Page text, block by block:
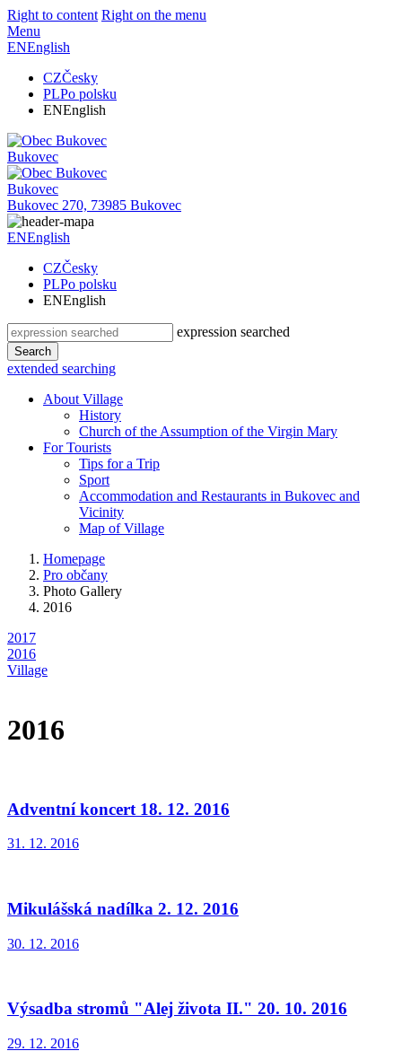
Right to content Right on the menu
Menu
ENEnglish
CZČesky
PLPo polsku
ENEnglish
Bukovec
Bukovec
Bukovec 270, 73985 Bukovec
ENEnglish
CZČesky
PLPo polsku
ENEnglish
expression searched
Search
extended searching
About Village
History
Church of the Assumption of the Virgin Mary
For Tourists
Tips for a Trip
Sport
Accommodation and Restaurants in Bukovec and
Vicinity
Map of Village
Homepage
Pro občany
Photo Gallery
2016
2017
2016
Village
2016
Adventní koncert 18. 12. 2016
31. 12. 2016
Mikulášská nadílka 2. 12. 2016
30. 12. 2016
Výsadba stromů "Alej života II." 20. 10. 2016
29. 12. 2016